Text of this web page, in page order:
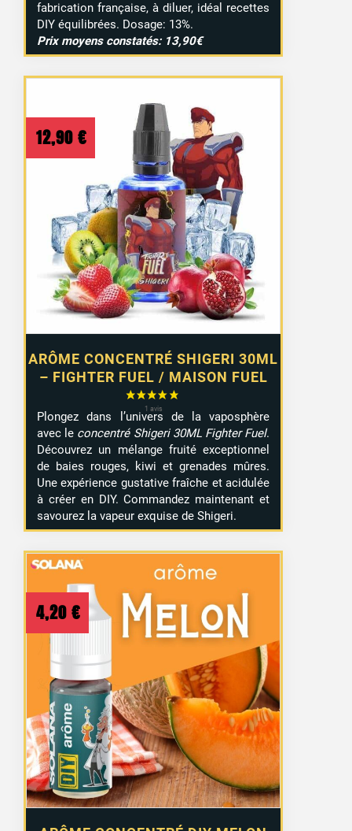
fabrication française, à diluer, idéal recettes
DIY équilibrées. Dosage: 13%.
Prix moyens constatés: 13,90€
ARÔME CONCENTRÉ SHIGERI 30ML
– FIGHTER FUEL / MAISON FUEL
12,90 €
Plongez dans l’univers de la vaposphère
avec le concentré Shigeri 30ML Fighter Fuel.
Découvrez un mélange fruité exceptionnel
de baies rouges, kiwi et grenades mûres.
Une expérience gustative fraîche et acidulée
à créer en DIY. Commandez maintenant et
savourez la vapeur exquise de Shigeri.
4,20 €